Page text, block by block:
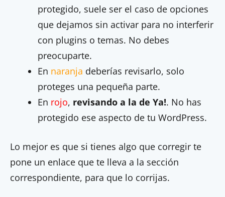
protegido, suele ser el caso de opciones
que dejamos sin activar para no interferir
con plugins o temas. No debes
preocuparte.
En naranja deberías revisarlo, solo
proteges una pequeña parte.
En rojo, revisando a la de Ya!. No has
protegido ese aspecto de tu WordPress.
Lo mejor es que si tienes algo que corregir te
pone un enlace que te lleva a la sección
correspondiente, para que lo corrijas.